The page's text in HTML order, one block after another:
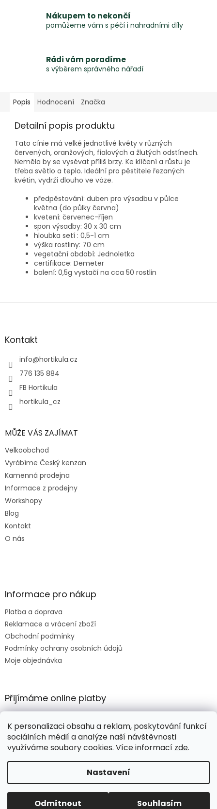
K personalizaci obsahu a reklam, poskytování funkcí
sociálních médií a analýze naší návštěvnosti
využíváme soubory cookies. Více informací zde.
Nastavení
Odmítnout Souhlasím
Nákupem to nekončí
pomůžeme vám s péčí i nahradními díly
Rádi vám poradíme
s výběrem správného nářadí
Popis Hodnocení Značka
Detailní popis produktu
Tato cínie má velké jednotlivé květy v různých
červených, oranžových, fialových a žlutých odstínech.
Neměla by se vysévat příliš brzy. Ke klíčení a růstu je
třeba světlo a teplo. Ideální pro pěstitele řezaných
květin, vydrží dlouho ve váze.
předpěstování: duben pro výsadbu v půlce
května (do půlky června)
kvetení: červenec-říjen
spon výsadby: 30 x 30 cm
hloubka setí : 0,5-1 cm
výška rostliny: 70 cm
vegetační období: Jednoletka
certifikace: Demeter
balení: 0,5g vystačí na cca 50 rostlin
Z
aKontakt
info@hortikula.cz
776 135 884
FB Hortikula
hortikula_cz
MŮŽE VÁS ZAJÍMAT
Velkoobchod
Vyrábíme Český kenzan
Kamenná prodejna
Informace z prodejny
Workshopy
Blog
Kontakt
O nás
Informace pro nákup
Platba a doprava
Reklamace a vrácení zboží
Obchodní podmínky
Podmínky ochrany osobních údajů
Moje objednávka
Přijímáme online platby
Vytvořil Shoptet
Copyright 2026HORTIKULA. Všechna práva vyhrazena.
Upravit nastavení cookies